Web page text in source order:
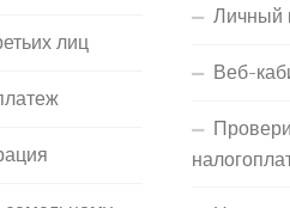
лиц
Личный
Веб-